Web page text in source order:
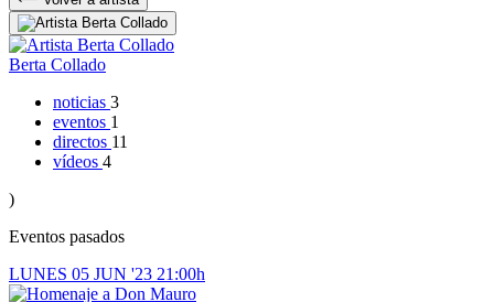
Berta Collado
noticias 3
eventos 1
directos 11
vídeos 4
)
Eventos pasados
LUNES 05 JUN '23 21:00h